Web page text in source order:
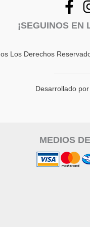
¡SEGUINOS EN
Los Derechos
Desarrollado por
MEDIOS